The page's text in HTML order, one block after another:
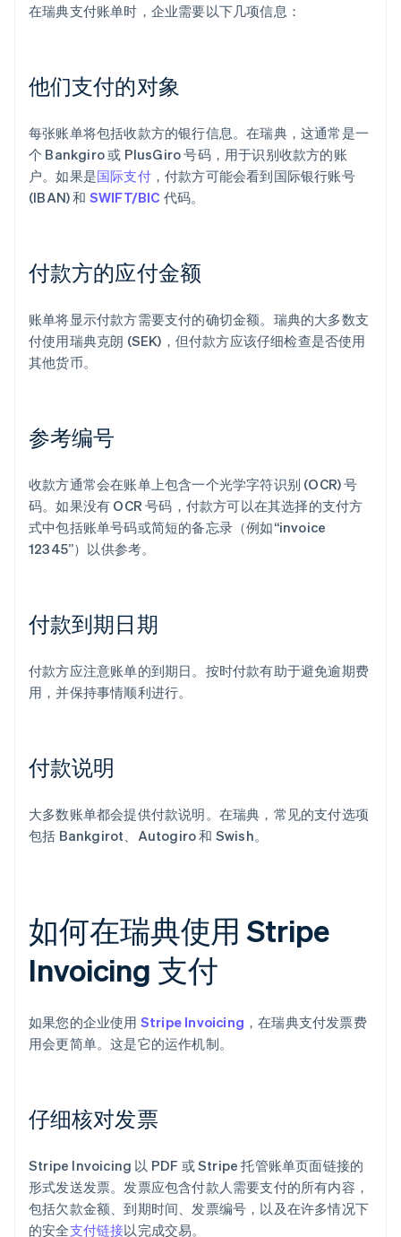
在瑞典支付账单时，企业需要以下几项信息：
他们支付的对象
每张账单将包括收款方的银行信息。在瑞典，这通常是一
个 Bankgiro 或 PlusGiro 号码，用于识别收款方的账
户。如果是国际支付，付款方可能会看到国际银行账号
(IBAN) 和 SWIFT/BIC 代码。
付款方的应付金额
账单将显示付款方需要支付的确切金额。瑞典的大多数支
付使用瑞典克朗 (SEK)，但付款方应该仔细检查是否使用
其他货币。
参考编号
收款方通常会在账单上包含一个光学字符识别 (OCR) 号
码。如果没有 OCR 号码，付款方可以在其选择的支付方
式中包括账单号码或简短的备忘录（例如“invoice
12345”）以供参考。
付款到期日期
付款方应注意账单的到期日。按时付款有助于避免逾期费
用，并保持事情顺利进行。
付款说明
大多数账单都会提供付款说明。在瑞典，常见的支付选项
包括 Bankgirot、Autogiro 和 Swish。
如何在瑞典使用 Stripe
Invoicing 支付
如果您的企业使用 Stripe Invoicing ，在瑞典支付发票费
用会更简单。这是它的运作机制。
仔细核对发票
Stripe Invoicing 以 PDF 或 Stripe 托管账单页面链接的
形式发送发票。发票应包含付款人需要支付的所有内容，
包括欠款金额、到期时间、发票编号，以及在许多情况下
的安全支付链接以完成交易。